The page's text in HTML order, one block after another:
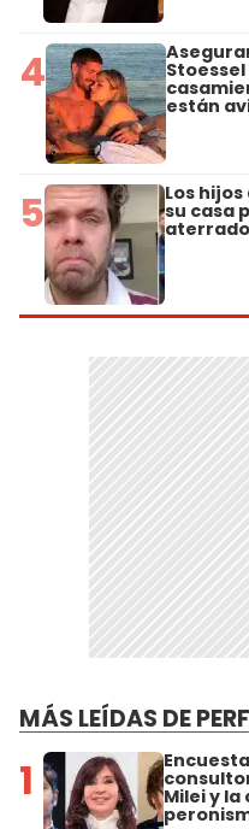
4
están
5 Los
su casa
MÁS LEÍDAS DE
1 Milei y la